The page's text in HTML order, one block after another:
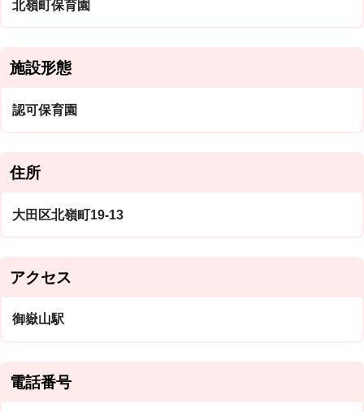
北嶺町保育園
施設形態
認可保育園
住所
大田区北嶺町19-13
アクセス
御嶽山駅
電話番号